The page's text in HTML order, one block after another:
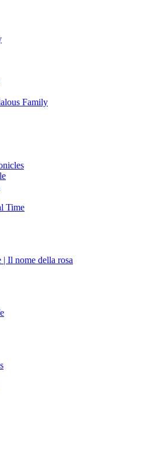
Family
Time
Il nome della rosa